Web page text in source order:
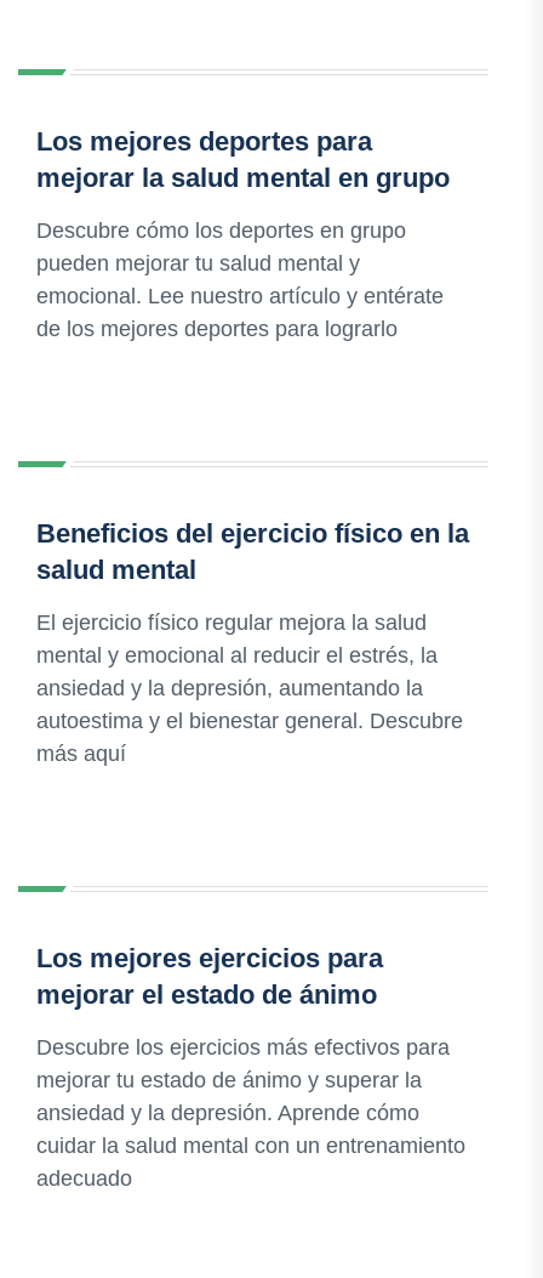
Los mejores deportes para
mejorar la salud mental en grupo
Descubre cómo los deportes en grupo
pueden mejorar tu salud mental y
emocional. Lee nuestro artículo y entérate
de los mejores deportes para lograrlo
Beneficios del ejercicio físico en la
salud mental
El ejercicio físico regular mejora la salud
mental y emocional al reducir el estrés, la
ansiedad y la depresión, aumentando la
autoestima y el bienestar general. Descubre
más aquí
Los mejores ejercicios para
mejorar el estado de ánimo
Descubre los ejercicios más efectivos para
mejorar tu estado de ánimo y superar la
ansiedad y la depresión. Aprende cómo
cuidar la salud mental con un entrenamiento
adecuado